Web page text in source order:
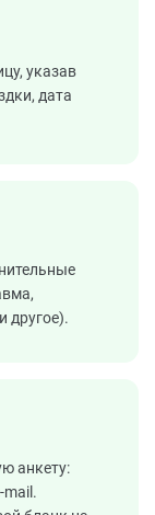
указав
дата
другое).
анкету:
mail.